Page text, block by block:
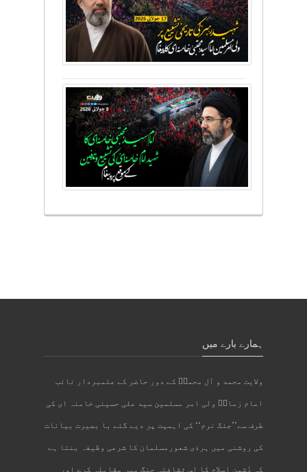
ہمارے بارے میں
ولایت محمد و آل محمدؐ کے دور حاضر کے علمبردار نائب
امام زمانؑ ولی امر مسلمین سید علی حسینی خامنہ ای کی
طرف سے’’جنگ نرم‘‘ کی اہمیت پر دیے گئے با بصیرت بیانات
کی روشنی میں ہرذی شعورمسلمان کا شرعی وظیفہ بنتا ہے
کہ دُشمن اسلام کا اس ثقافتی جنگ میں مقابلہ کرے اور